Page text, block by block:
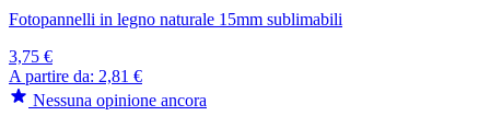
Fotopannelli in legno naturale 15mm sublimabili
3,75 €
A partire da: 2,81 €
Nessuna opinione ancora